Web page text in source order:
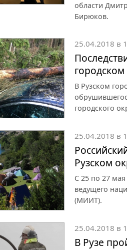
области
Бирюков.
25.04.2018 в
городском
В Рузском
городского
25.04.2018 в
Рузском
С 25 по 27 мая
ведущего
(МИИТ).
25.04.2018 в
В Рузе